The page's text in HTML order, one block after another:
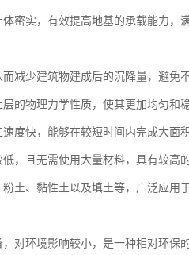
密实，有效提高地基的承载能力，
减少建筑物建成后的沉降量，避免
的物理力学性质，使其更加均匀和
度快，能够在较短时间内完成大面
，且无需使用大量材料，具有较高
土、黏性土以及填土等，广泛应用
对环境影响较小，是一种相对环保